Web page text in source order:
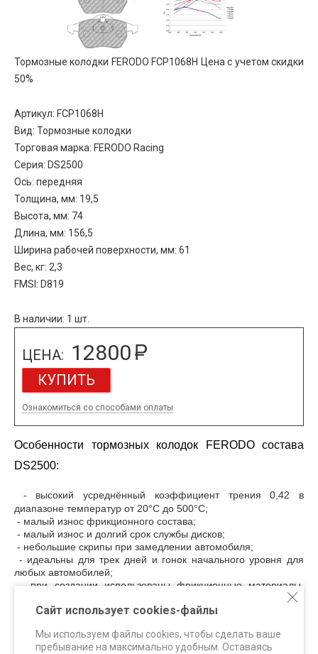
Тормозные колодки FERODO FCP1068H Цена с учетом скидки
50%
Артикул: FCP1068H
Вид: Тормозные колодки
Торговая марка: FERODO Racing
Серия: DS2500
Ось: передняя
Толщина, мм: 19,5
Высота, мм: 74
Длина, мм: 156,5
Ширина рабочей поверхности, мм: 61
Вес, кг: 2,3
FMSI: D819
В наличии: 1 шт.
ЦЕНА: 12800
КУПИТЬ
Ознакомиться со способами оплаты
Особенности тормозных колодок FERODO состава
DS2500:
- высокий усреднённый коэффициент трения 0,42 в
диапазоне температур от 20°С до 500°С;
- малый износ фрикционного состава;
- малый износ и долгий срок службы дисков;
- небольшие скрипы при замедлении автомобиля;
- идеальны для трек дней и гонок начального уровня для
любых автомобилей;
- при создании использованы фрикционные материалы,
- сделаны в Италии.
Сайт использует cookies-файлы
Мы используем файлы cookies, чтобы сделать ваше
пребывание на максимально удобным. Оставаясь